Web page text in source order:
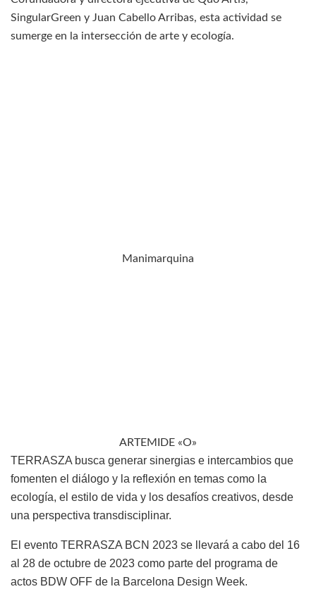
SingularGreen y Juan Cabello Arribas, esta actividad se
sumerge en la intersección de arte y ecología.
Manimarquina
ARTEMIDE «O»
TERRASZA busca generar sinergias e intercambios que
fomenten el diálogo y la reflexión en temas como la
ecología, el estilo de vida y los desafíos creativos, desde
una perspectiva transdisciplinar.
El evento TERRASZA BCN 2023 se llevará a cabo del 16
al 28 de octubre de 2023 como parte del programa de
actos BDW OFF de la Barcelona Design Week.